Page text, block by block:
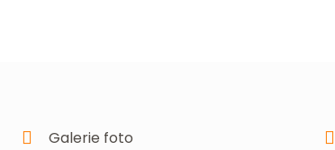
Galerie foto